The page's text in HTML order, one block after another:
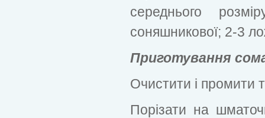
середнього
соняшникової; 2-3
Приготування
Очистити і промити
Порізати на